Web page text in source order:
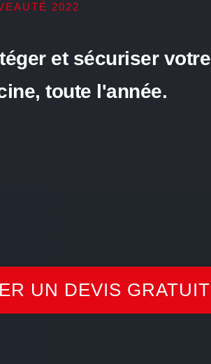
2022
et sécuriser votre
toute l'année.
UN DEVIS GRATUIT